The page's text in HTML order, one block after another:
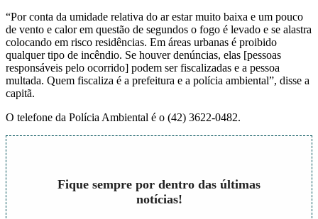
“Por conta da umidade relativa do ar estar muito baixa e um pouco
de vento e calor em questão de segundos o fogo é levado e se alastra
colocando em risco residências. Em áreas urbanas é proibido
qualquer tipo de incêndio. Se houver denúncias, elas [pessoas
responsáveis pelo ocorrido] podem ser fiscalizadas e a pessoa
multada. Quem fiscaliza é a prefeitura e a polícia ambiental”, disse a
capitã.
O telefone da Polícia Ambiental é o (42) 3622-0482.
Fique sempre por dentro das últimas
notícias!